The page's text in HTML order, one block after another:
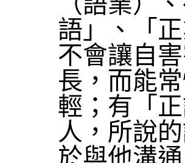
語」、「
不會讓自
長，而能
輕；有「
人，所說